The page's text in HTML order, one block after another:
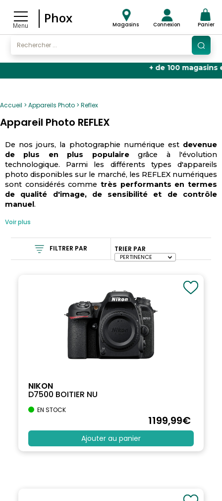
Menu
Phox Magasins Connexion Panier
+ de 100 magasins en
Accueil Appareils Photo Reflex
Appareil Photo REFLEX
De nos jours, la photographie numérique est devenue
de plus en plus populairegrâce à l'évolution
technologique. Parmi les différents types d'appareils
photo disponibles sur le marché, les REFLEX numériques
sont considérés comme très performants en termes
de qualité d'image, de sensibilité et de contrôle
manuel.
Voir plus
FILTRER PAR TRIER PAR
NIKON
D7500 BOITIER NU
EN STOCK
1199,99€
Ajouter au panier